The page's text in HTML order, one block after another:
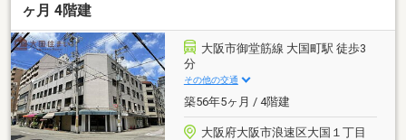
ヶ月 4階建
大阪市御堂筋線 大国町駅 徒歩3
分
その他の交通
築56年5ヶ月 / 4階建
大阪府大阪市浪速区大国１丁目